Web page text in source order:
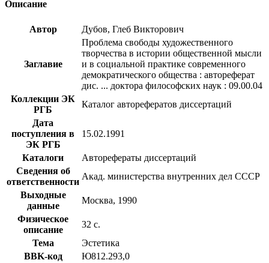
Описание
Автор Дубов, Глеб Викторович
Заглавие
Проблема свободы художественного
творчества в истории общественной мысли
и в социальной практике современного
демократического общества : автореферат
дис. ... доктора философских наук : 09.00.04
Коллекции ЭК
РГБ
Каталог авторефератов диссертаций
Дата
поступления в
ЭК РГБ
15.02.1991
Каталоги
Авторефераты диссертаций
Сведения об
ответственности
Акад. министерства внутренних дел СССР
Выходные
данные
Москва, 1990
Физическое
описание
32 с.
Тема
Эстетика
BBK-код
Ю812.293,0